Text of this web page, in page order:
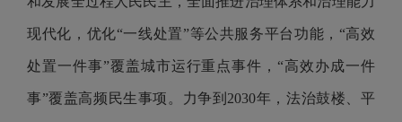
现代化，优化“一线处置”等公共服务平台功能，“高效
处置一件事”覆盖城市运行重点事件，“高效办成一件
事”覆盖高频民生事项。力争到2030年，法治鼓楼、平